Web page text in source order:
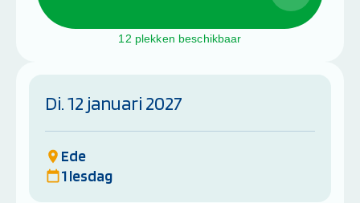
12 plekken beschikbaar
Di. 12 januari 2027
Ede
1 lesdag